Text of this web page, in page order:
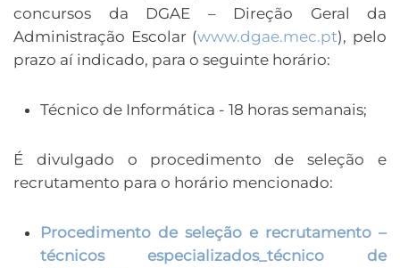
concursos da DGAE – Direção Geral da
Administração Escolar (www.dgae.mec.pt), pelo
prazo aí indicado, para o seguinte horário:
Técnico de Informática - 18 horas semanais;
É divulgado o procedimento de seleção e
recrutamento para o horário mencionado:
Procedimento de seleção e recrutamento –
técnicos especializados_técnico de